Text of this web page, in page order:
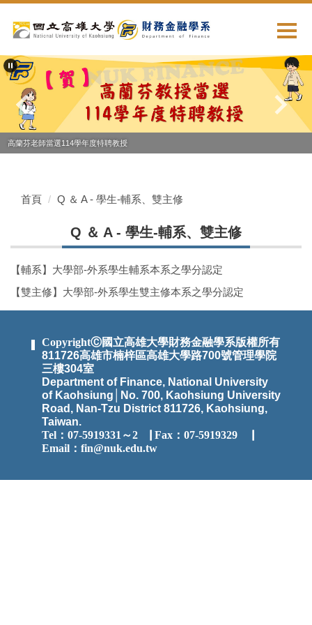
到
要
內
區
高蘭芬老師當選114學年度特聘教授
首頁 Q ＆ A - 學生-輔系、雙主修
Q ＆ A - 學生-輔系、雙主修
【輔系】大學部-外系學生輔系本系之學分認定
【雙主修】大學部-外系學生雙主修本系之學分認定
CopyrightⒸ國立高雄大學財務金融學系版權所有
811726高雄市楠梓區高雄大學路700號管理學院
三樓304室
Department of Finance, National University
of Kaohsiung│No. 700, Kaohsiung University
Road, Nan-Tzu District 811726, Kaohsiung,
Taiwan.
Tel：07-5919331～2
Fax：07-5919329 ▕
Email： fin@nuk.edu.tw